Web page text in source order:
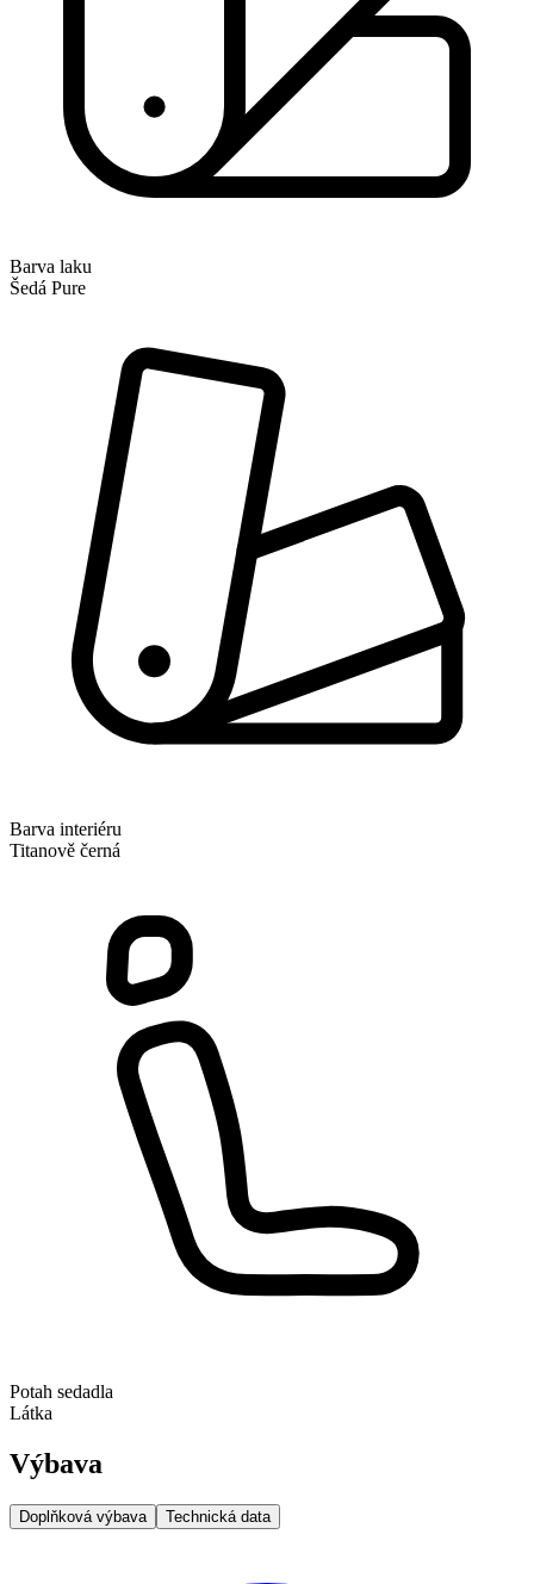
Barva laku
Šedá Pure
Barva interiéru
Titanově černá
Potah sedadla
Látka
Výbava
Doplňková výbava Technická data